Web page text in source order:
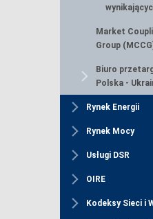
Market
Group
Biuro
Polska -
Rynek Energii
Rynek Mocy
Usługi DSR
OIRE
Kodeksy Sieci i